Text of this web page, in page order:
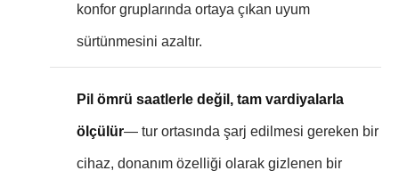
konfor gruplarında ortaya çıkan uyum
sürtünmesini azaltır.
Pil ömrü saatlerle değil, tam vardiyalarla
ölçülür— tur ortasında şarj edilmesi gereken bir
cihaz, donanım özelliği olarak gizlenen bir